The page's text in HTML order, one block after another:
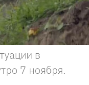
в
7 ноября.